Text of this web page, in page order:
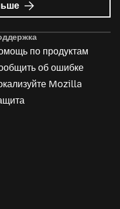
о
Реклама
по продуктам
об ошибке
Mozilla